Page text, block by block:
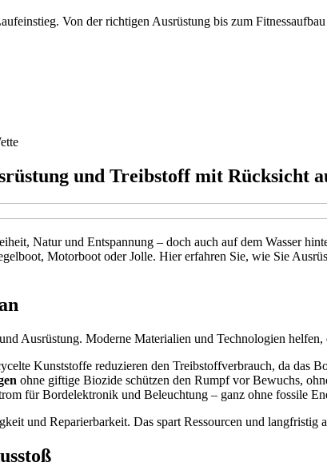
Von der richtigen Ausrüstung bis zum
und Treibstoff mit Rücksicht
Natur und Entspannung – doch auch auf dem Wasser
Motorboot oder Jolle. Hier erfahren Sie, wie Sie
Ausrüstung. Moderne Materialien und Technologien
Kunststoffe reduzieren den Treibstoffverbrauch, da das
ohne giftige Biozide schützen den Rumpf vor Bewuchs,
für Bordelektronik und Beleuchtung – ganz ohne fossile
und Reparierbarkeit. Das spart Ressourcen und langfristig